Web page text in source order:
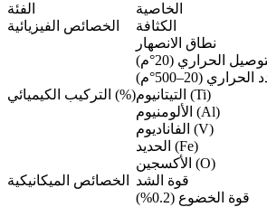
الفئة الخاصية
الخصائص الفيزيائية
الكثافة
نطاق الانصهار
الحراري (20°م)
الحراري (20–500°م)
التركيب الكيميائي (%)
التيتانيوم (Ti)
الألومنيوم (Al)
الفاناديوم (V)
الحديد (Fe)
الأكسجين (O)
الخصائص الميكانيكية
قوة الشد
قوة الخضوع (0.2%)